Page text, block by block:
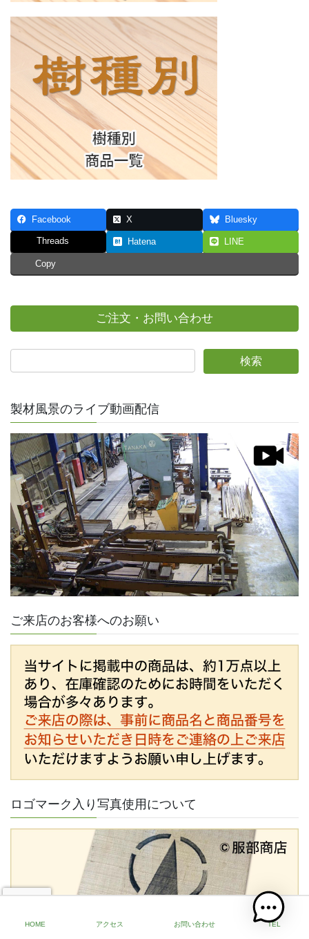
Facebook X Bluesky
Threads Hatena LINE
Copy
ご注文・お問い合わせ
製材風景のライブ動画配信
ご来店のお客様へのお願い
ロゴマーク入り写真使用について
HOME アクセス お問い合わせ TEL